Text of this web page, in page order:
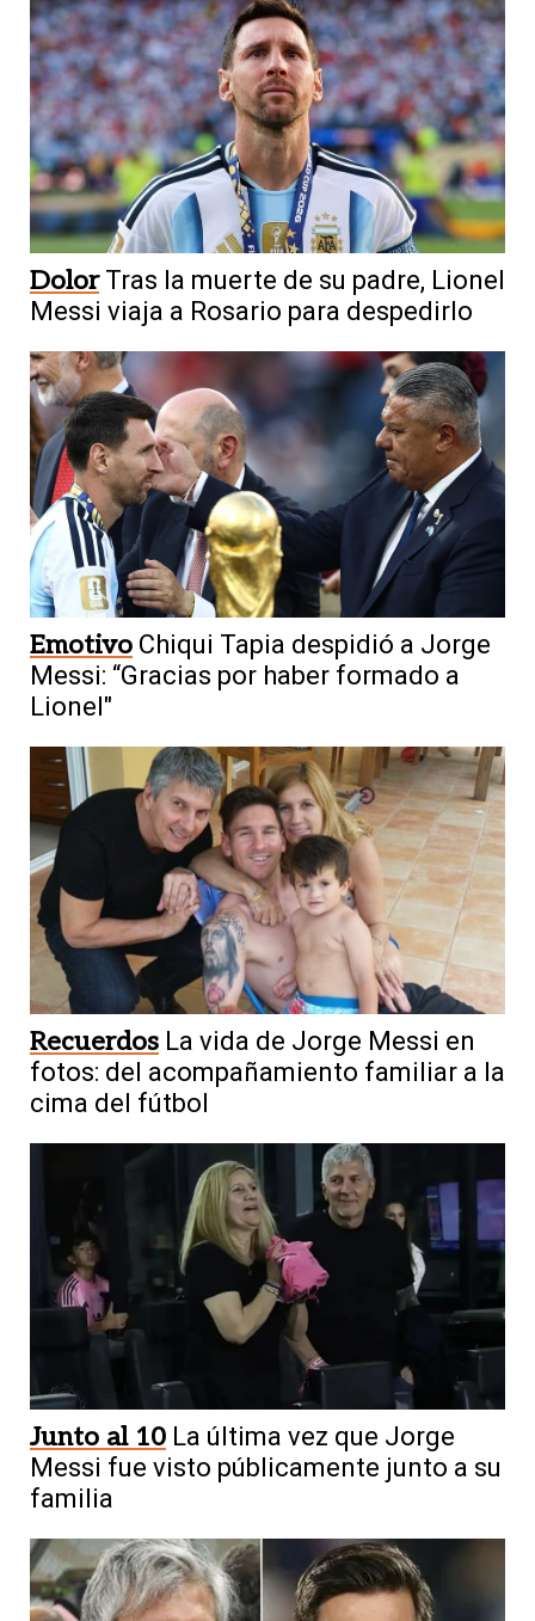
Dolor Tras la muerte de su padre, Lionel
Messi viaja a Rosario para despedirlo
Emotivo Chiqui Tapia despidió a Jorge
Messi: “Gracias por haber formado a
Lionel"
Recuerdos La vida de Jorge Messi en
fotos: del acompañamiento familiar a la
cima del fútbol
Junto al 10 La última vez que Jorge
Messi fue visto públicamente junto a su
familia